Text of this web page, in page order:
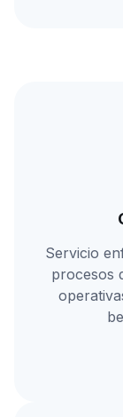
Servicio
procesos